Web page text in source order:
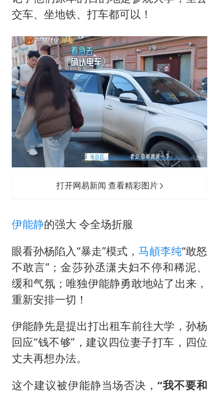
交车、坐地铁、打车都可以！
打开网易新闻 查看精彩图片
伊能静的强大 令全场折服
眼看孙杨陷入“暴走”模式， 马頔李纯“敢怒
不敢言”；金莎孙丞潇夫妇不停和稀泥、
缓和气氛；唯独伊能静勇敢地站了出来，
重新安排一切！
伊能静先是提出打出租车前往大学，孙杨
回应“钱不够”，建议四位妻子打车，四位
丈夫再想办法。
这个建议被伊能静当场否决，“我不要和